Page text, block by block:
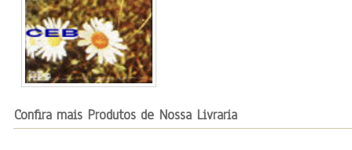
Confira mais Produtos de Nossa Livraria